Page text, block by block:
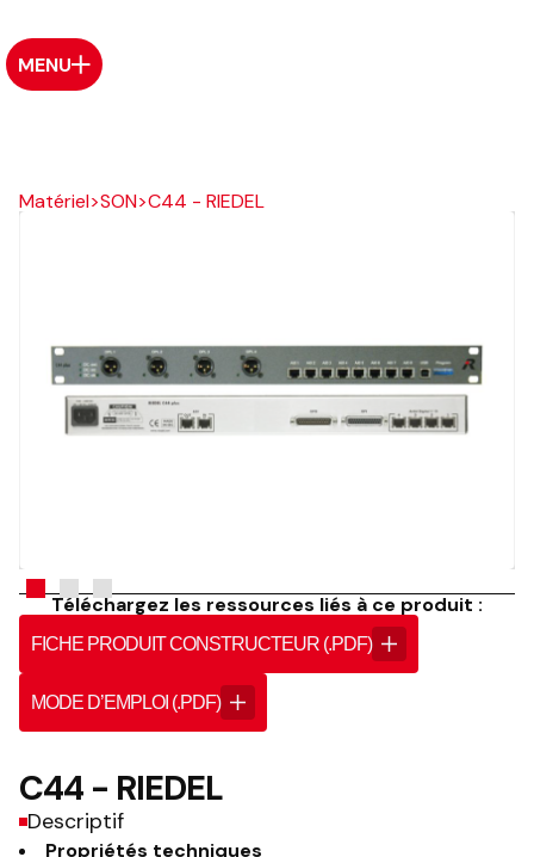
MENU
Matériel>SON>C44 - RIEDEL
Téléchargez les ressources liés à ce produit :
FICHE PRODUIT CONSTRUCTEUR (.PDF)
MODE D’EMPLOI (.PDF)
C44 - RIEDEL
Descriptif
Propriétés techniques